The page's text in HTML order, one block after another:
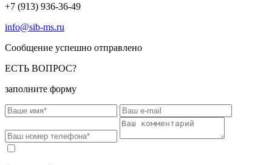
+7 (913) 936-36-49
info@sib-ms.ru
Сообщение успешно отправлено
ЕСТЬ ВОПРОС?
заполните форму